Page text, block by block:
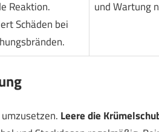
Reaktion.
Schäden bei
und Wartung
Leere die